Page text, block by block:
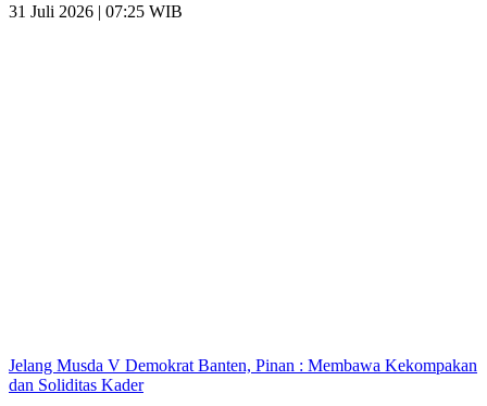
31 Juli 2026 | 07:25 WIB
Jelang Musda V Demokrat Banten, Pinan : Membawa Kekompakan
dan Soliditas Kader